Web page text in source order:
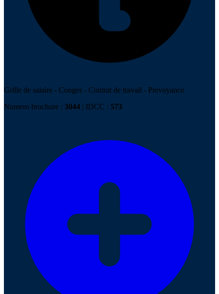
Grille de salaire - Conges - Contrat de travail - Prevoyance
Numero brochure : 3044 | IDCC : 573